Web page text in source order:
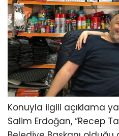
Konuyla ilgili açıklama
Salim Erdoğan, “Recep